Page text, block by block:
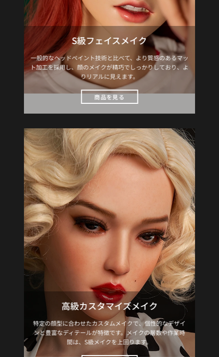
S級フェイスメイク
一般的なヘッドペイント技術と比べて、より質感のあるマッ
ト加工を採用し、顔のメイクが精巧でしっかりしており、よ
りリアルに見えます。
商品を見る
高級カスタマイズメイク
特定の顔型に合わせたカスタムメイクで、個性的なデザイ
ンと豊富なディテールが特徴です。メイクの層数や作業時
間は、S級メイクを上回ります。